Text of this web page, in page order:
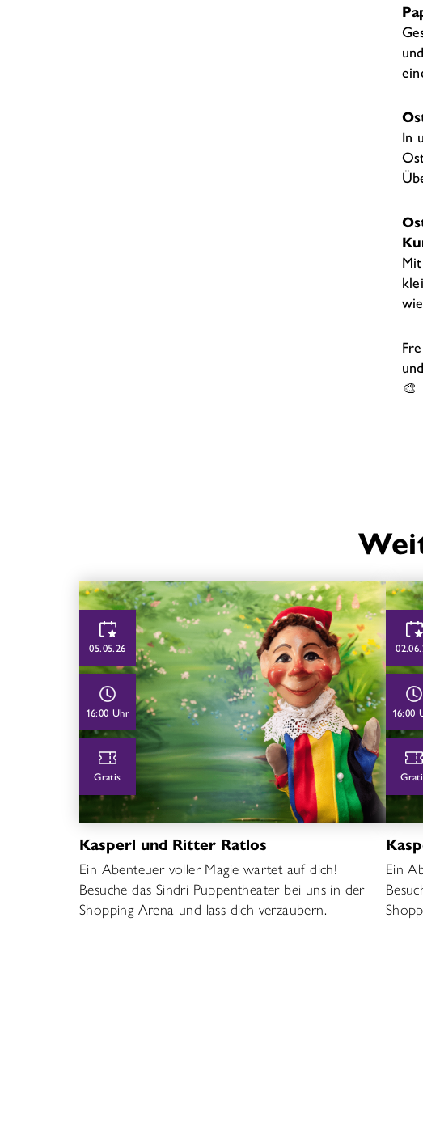
In
🎨
05.05.26
16:00 Uhr
Gratis
Kasperl und Ritter Ratlos
Ein Abenteuer voller Magie wartet auf dich!
Besuche das Sindri Puppentheater bei uns in der
Shopping Arena und lass dich verzaubern.
16:00
Ein